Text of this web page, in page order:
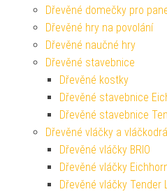
Dřevěné domečky pro
Dřevěné hry na povolání
Dřevěné naučné hry
Dřevěné stavebnice
Dřevěné kostky
Dřevěné stavebnice
Dřevěné stavebnice
Dřevěné vláčky a
Dřevěné vláčky BRIO
Dřevěné vláčky
Dřevěné vláčky Tender